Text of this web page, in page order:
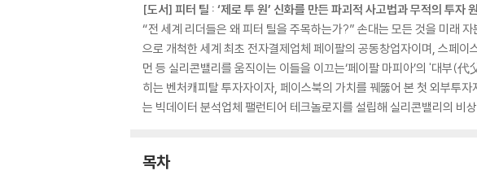
[도서] 피터 틸 : ‘제로 투 원’ 신화를 만든 파괴적 사고법과 무적의 투자
“전 세계 리더들은 왜 피터 틸을 주목하는가?” 손대는 모든 것을 미래
으로 개척한 세계 최초 전자결제업체 페이팔의 공동창업자이며, 스페
먼 등 실리콘밸리를 움직이는 이들을 이끄는‘페이팔 마피아’의 '대부(
히는 벤처캐피탈 투자자이자, 페이스북의 가치를 꿰뚫어 본 첫 외부투
는 빅데이터 분석업체 팰런티어 테크놀로지를 설립해 실리콘밸리의 비
목차